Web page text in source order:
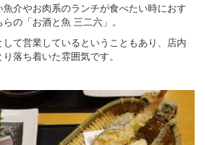
介やお肉系のランチが食べたい時におす
の「お酒と魚 三二六」。
て営業しているということもあり、店内
落ち着いた雰囲気です。